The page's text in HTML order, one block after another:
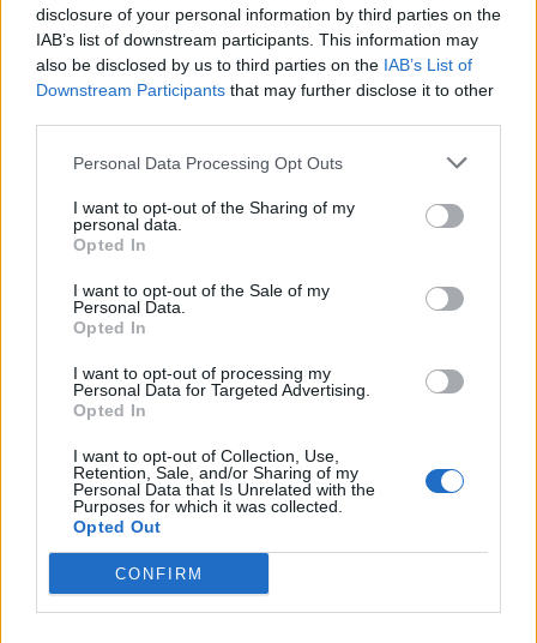
disclosure of your personal information by third parties on the
IAB’s list of downstream participants. This information may
also be disclosed by us to third parties on the IAB’s List of
Downstream Participants that may further disclose it to other
Personal Data Processing Opt Outs
I want to opt-out of the Sharing of my
personal data.
Opted In
I want to opt-out of the Sale of my
Personal Data.
Opted In
I want to opt-out of processing my
Personal Data for Targeted Advertising.
Opted In
I want to opt-out of Collection, Use,
Retention, Sale, and/or Sharing of my
Personal Data that Is Unrelated with the
Purposes for which it was collected.
Opted Out
CONFIRM